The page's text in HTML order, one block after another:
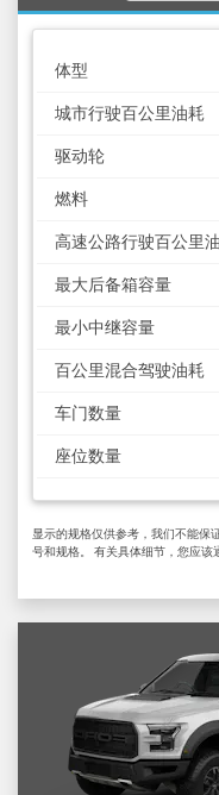
体型
城市行驶百公里油耗
驱动轮
燃料
高速公路行驶百公里
最大后备箱容量
最小中继容量
百公里混合驾驶油耗
车门数量
座位数量
显示的规格仅供参考，我们不能保
号和规格。 有关具体细节，您应该